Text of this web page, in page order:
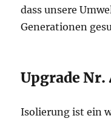
dass unsere
Generationen
Upgrade
Isolierung ist ein